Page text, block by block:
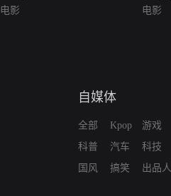
Decam...
电影
电影
自媒体
全部
科普
国风
Kpop
汽车
搞笑
游戏
科技
出品人